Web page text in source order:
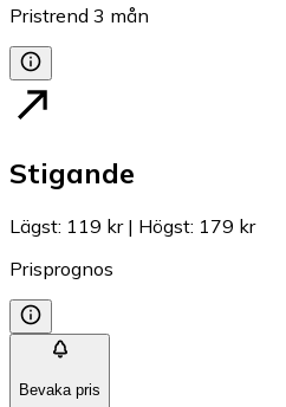
Pristrend 3 mån
Stigande
Lägst: 119 kr| Högst: 179 kr
Prisprognos
Bevaka pris